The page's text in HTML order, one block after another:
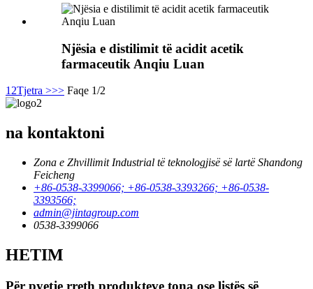
Njësia e distilimit të acidit acetik
farmaceutik Anqiu Luan
1 2Tjetra >>> Faqe 1/2
na kontaktoni
Zona e Zhvillimit Industrial të teknologjisë së lartë Shandong
Feicheng
+86-0538-3399066; +86-0538-3393266; +86-0538-
3393566;
admin@jintagroup.com
0538-3399066
HETIM
Për pyetje rreth produkteve tona ose listës së